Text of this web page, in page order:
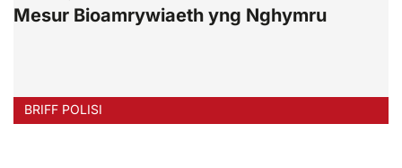
Mesur Bioamrywiaeth yng Nghymru
BRIFF POLISI